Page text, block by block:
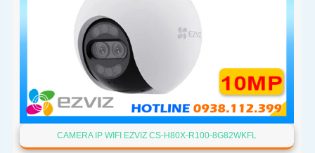
CAMERA IP WIFI EZVIZ CS-H80X-R100-8G82WKFL